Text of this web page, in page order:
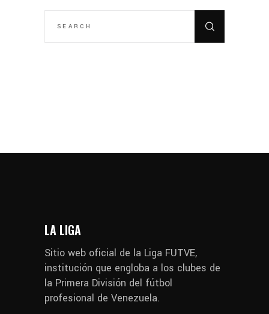
LA LIGA
Sitio web oficial de la Liga FUTVE,
institución que engloba a los clubes de
la Primera División del fútbol
profesional de Venezuela.